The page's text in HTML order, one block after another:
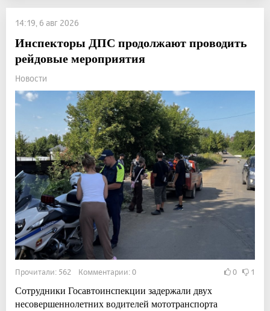
14:19, 6 авг 2026
Инспекторы ДПС продолжают проводить
рейдовые мероприятия
Новости
Прочитали: 562 Комментарии: 0 0 1
Сотрудники Госавтоинспекции задержали двух
несовершеннолетних водителей мототранспорта